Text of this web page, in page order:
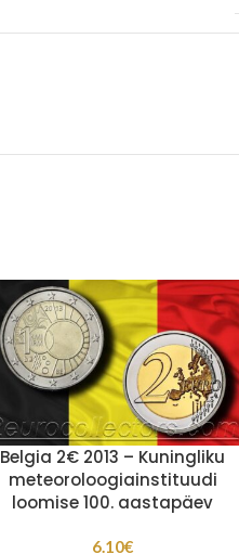
Belgia 2€ 2013 – Kuningliku
meteoroloogiainstituudi
loomise 100. aastapäev
6.10€